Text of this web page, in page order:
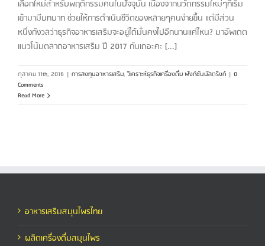
เลือกใหม่สำหรับพฤติกรรมคนในปัจจุบัน เนื่องจากนวัตกรรมใหม่ๆที่เริ่ม
เข้ามามีบทบาท ช่วยให้การดำเนินชีวิตของหลายๆคนง่ายขึ้น แต่มีส่วน
หนึ่งกังวลว่าธุรกิจอาหารเสริมจะอยู่ได้มั่นคงไปอีกนานแค่ไหน? มาอัพเดต
แนวโน้มตลาดอาหารเสริม ปี 2017 กันเถอะคะ [...]
ตุลาคม 11th, 2016 | การลงทุนอาหารเสริม, วิเคราะห์ธุรกิจเครื่องดื่ม ฟังก์ชันนัลดริงก์ | 0
Comments
Read More
อาหารเสริมสมุนไพรไทย
ผลิตเครื่องดื่มสมุนไพร